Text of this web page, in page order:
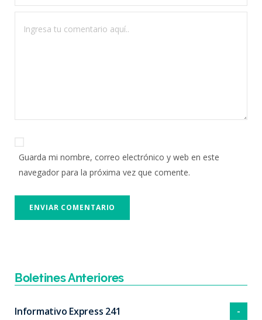
Guarda mi nombre, correo electrónico y web en este
navegador para la próxima vez que comente.
Boletines Anteriores
Informativo Express 241